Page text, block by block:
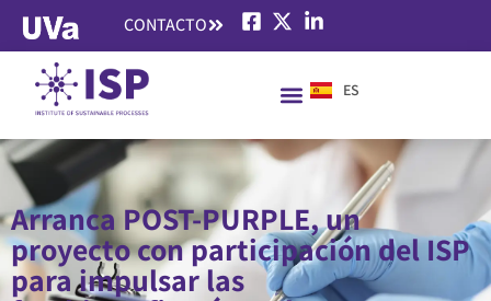
CONTACTO
ES
EN
Arranca POST-PURPLE, un
proyecto con participación del ISP
para impulsar las